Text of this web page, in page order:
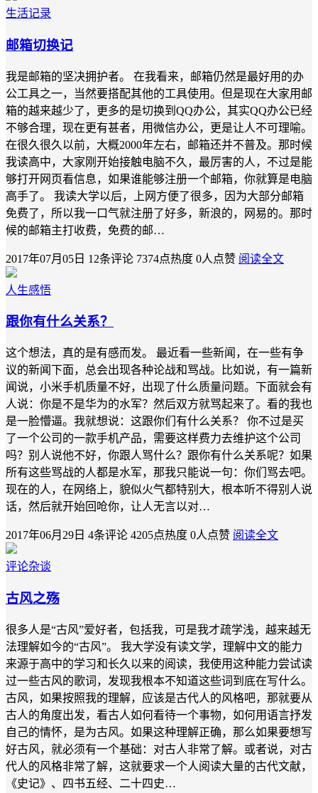
生活记录
邮箱切换记
我是邮箱的坚决拥护者。 在我看来，邮箱仍然是最好用的办
公工具之一，当然要搭配其他的工具使用。但是现在大家用邮
箱的越来越少了，更多的是切换到QQ办公，其实QQ办公已经
不够合理，现在更有甚者，用微信办公，更是让人不可理喻。
在很久很久以前，大概2000年左右，邮箱还并不普及。那时候
我读高中，大家刚开始接触电脑不久，最厉害的人，不过是能
够打开网页看信息，如果谁能够注册一个邮箱，你就算是电脑
高手了。 我读大学以后，上网方便了很多，因为大部分邮箱
免费了，所以我一口气就注册了好多，新浪的，网易的。那时
候的邮箱主打收费，免费的邮…
2017年07月05日 12条评论 7374点热度 0人点赞 阅读全文
人生感悟
跟你有什么关系？
这个想法，真的是有感而发。 最近看一些新闻，在一些有争
议的新闻下面，总会出现各种论战和骂战。比如说，有一篇新
闻说，小米手机质量不好，出现了什么质量问题。下面就会有
人说：你是不是华为的水军？然后双方就骂起来了。看的我也
是一脸懵逼。我就想说：这跟你们有什么关系？ 你不过是买
了一个公司的一款手机产品，需要这样费力去维护这个公司
吗？别人说他不好，你跟人骂什么？跟你有什么关系呢？如果
所有这些骂战的人都是水军，那我只能说一句：你们骂去吧。
现在的人，在网络上，貌似火气都特别大，根本听不得别人说
话，然后就开始回呛你，让人无言以对…
2017年06月29日 4条评论 4205点热度 0人点赞 阅读全文
评论杂谈
古风之殇
很多人是“古风”爱好者，包括我，可是我才疏学浅，越来越无
法理解如今的“古风”。 我大学没有读文学，理解中文的能力
来源于高中的学习和长久以来的阅读，我使用这种能力尝试读
过一些古风的歌词，发现我根本不知道这些词到底在写什么。
古风，如果按照我的理解，应该是古代人的风格吧，那就要从
古人的角度出发，看古人如何看待一个事物，如何用语言抒发
自己的情怀，是为古风。如果这种理解正确，那么如果要想写
好古风，就必须有一个基础：对古人非常了解。或者说，对古
代人的风格非常了解，这就要求一个人阅读大量的古代文献，
《史记》、四书五经、二十四史…